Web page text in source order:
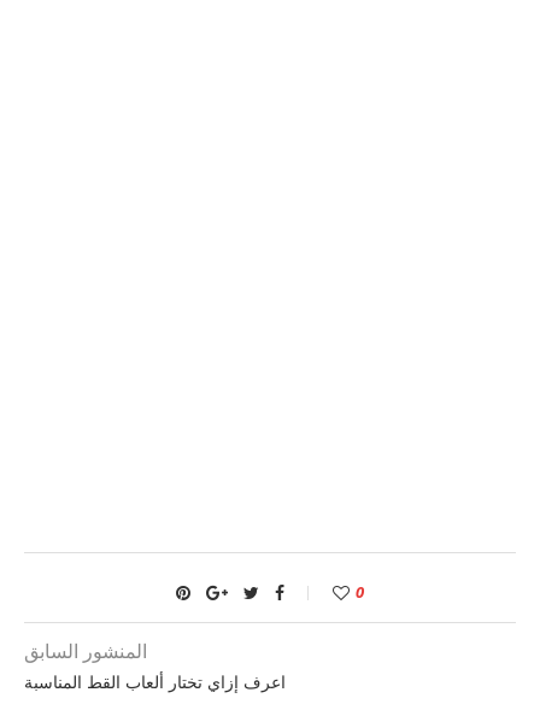
0
المنشور السابق
اعرف إزاي تختار ألعاب القط المناسبة